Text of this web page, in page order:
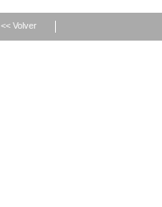
<< Volver